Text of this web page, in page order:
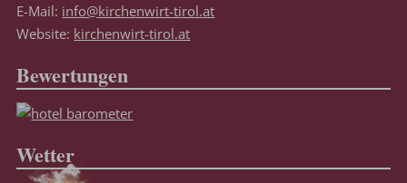
E-Mail: info@kirchenwirt-tirol.at
Website: kirchenwirt-tirol.at
Bewertungen
Wetter